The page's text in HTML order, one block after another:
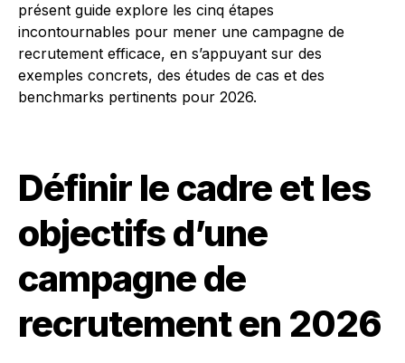
présent guide explore les cinq étapes
incontournables pour mener une campagne de
recrutement efficace, en s’appuyant sur des
exemples concrets, des études de cas et des
benchmarks pertinents pour 2026.
Définir le cadre et les
objectifs d’une
campagne de
recrutement en 2026